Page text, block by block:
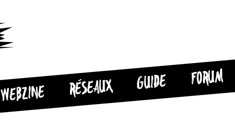
WEBZINE RÉSEAUX GUIDE FORUM